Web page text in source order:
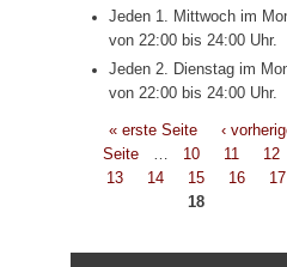
Jeden 1. Mittwoch im
von 22:00 bis 24:00 Uhr.
Jeden 2. Dienstag im
von 22:00 bis 24:00 Uhr.
Seiten
« erste Seite
‹
Seite
10 11
12
13
14 15 16
17
18